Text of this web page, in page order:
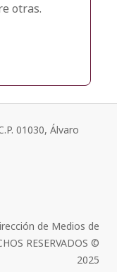
otras.
01030, Álvaro
de Medios de
RESERVADOS ©
2025